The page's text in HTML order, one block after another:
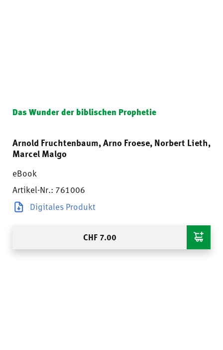
Das Wunder der biblischen Prophetie
Arnold Fruchtenbaum, Arno Froese, Norbert Lieth,
Marcel Malgo
eBook
Artikel-Nr.: 761006
Digitales Produkt
CHF 7.00